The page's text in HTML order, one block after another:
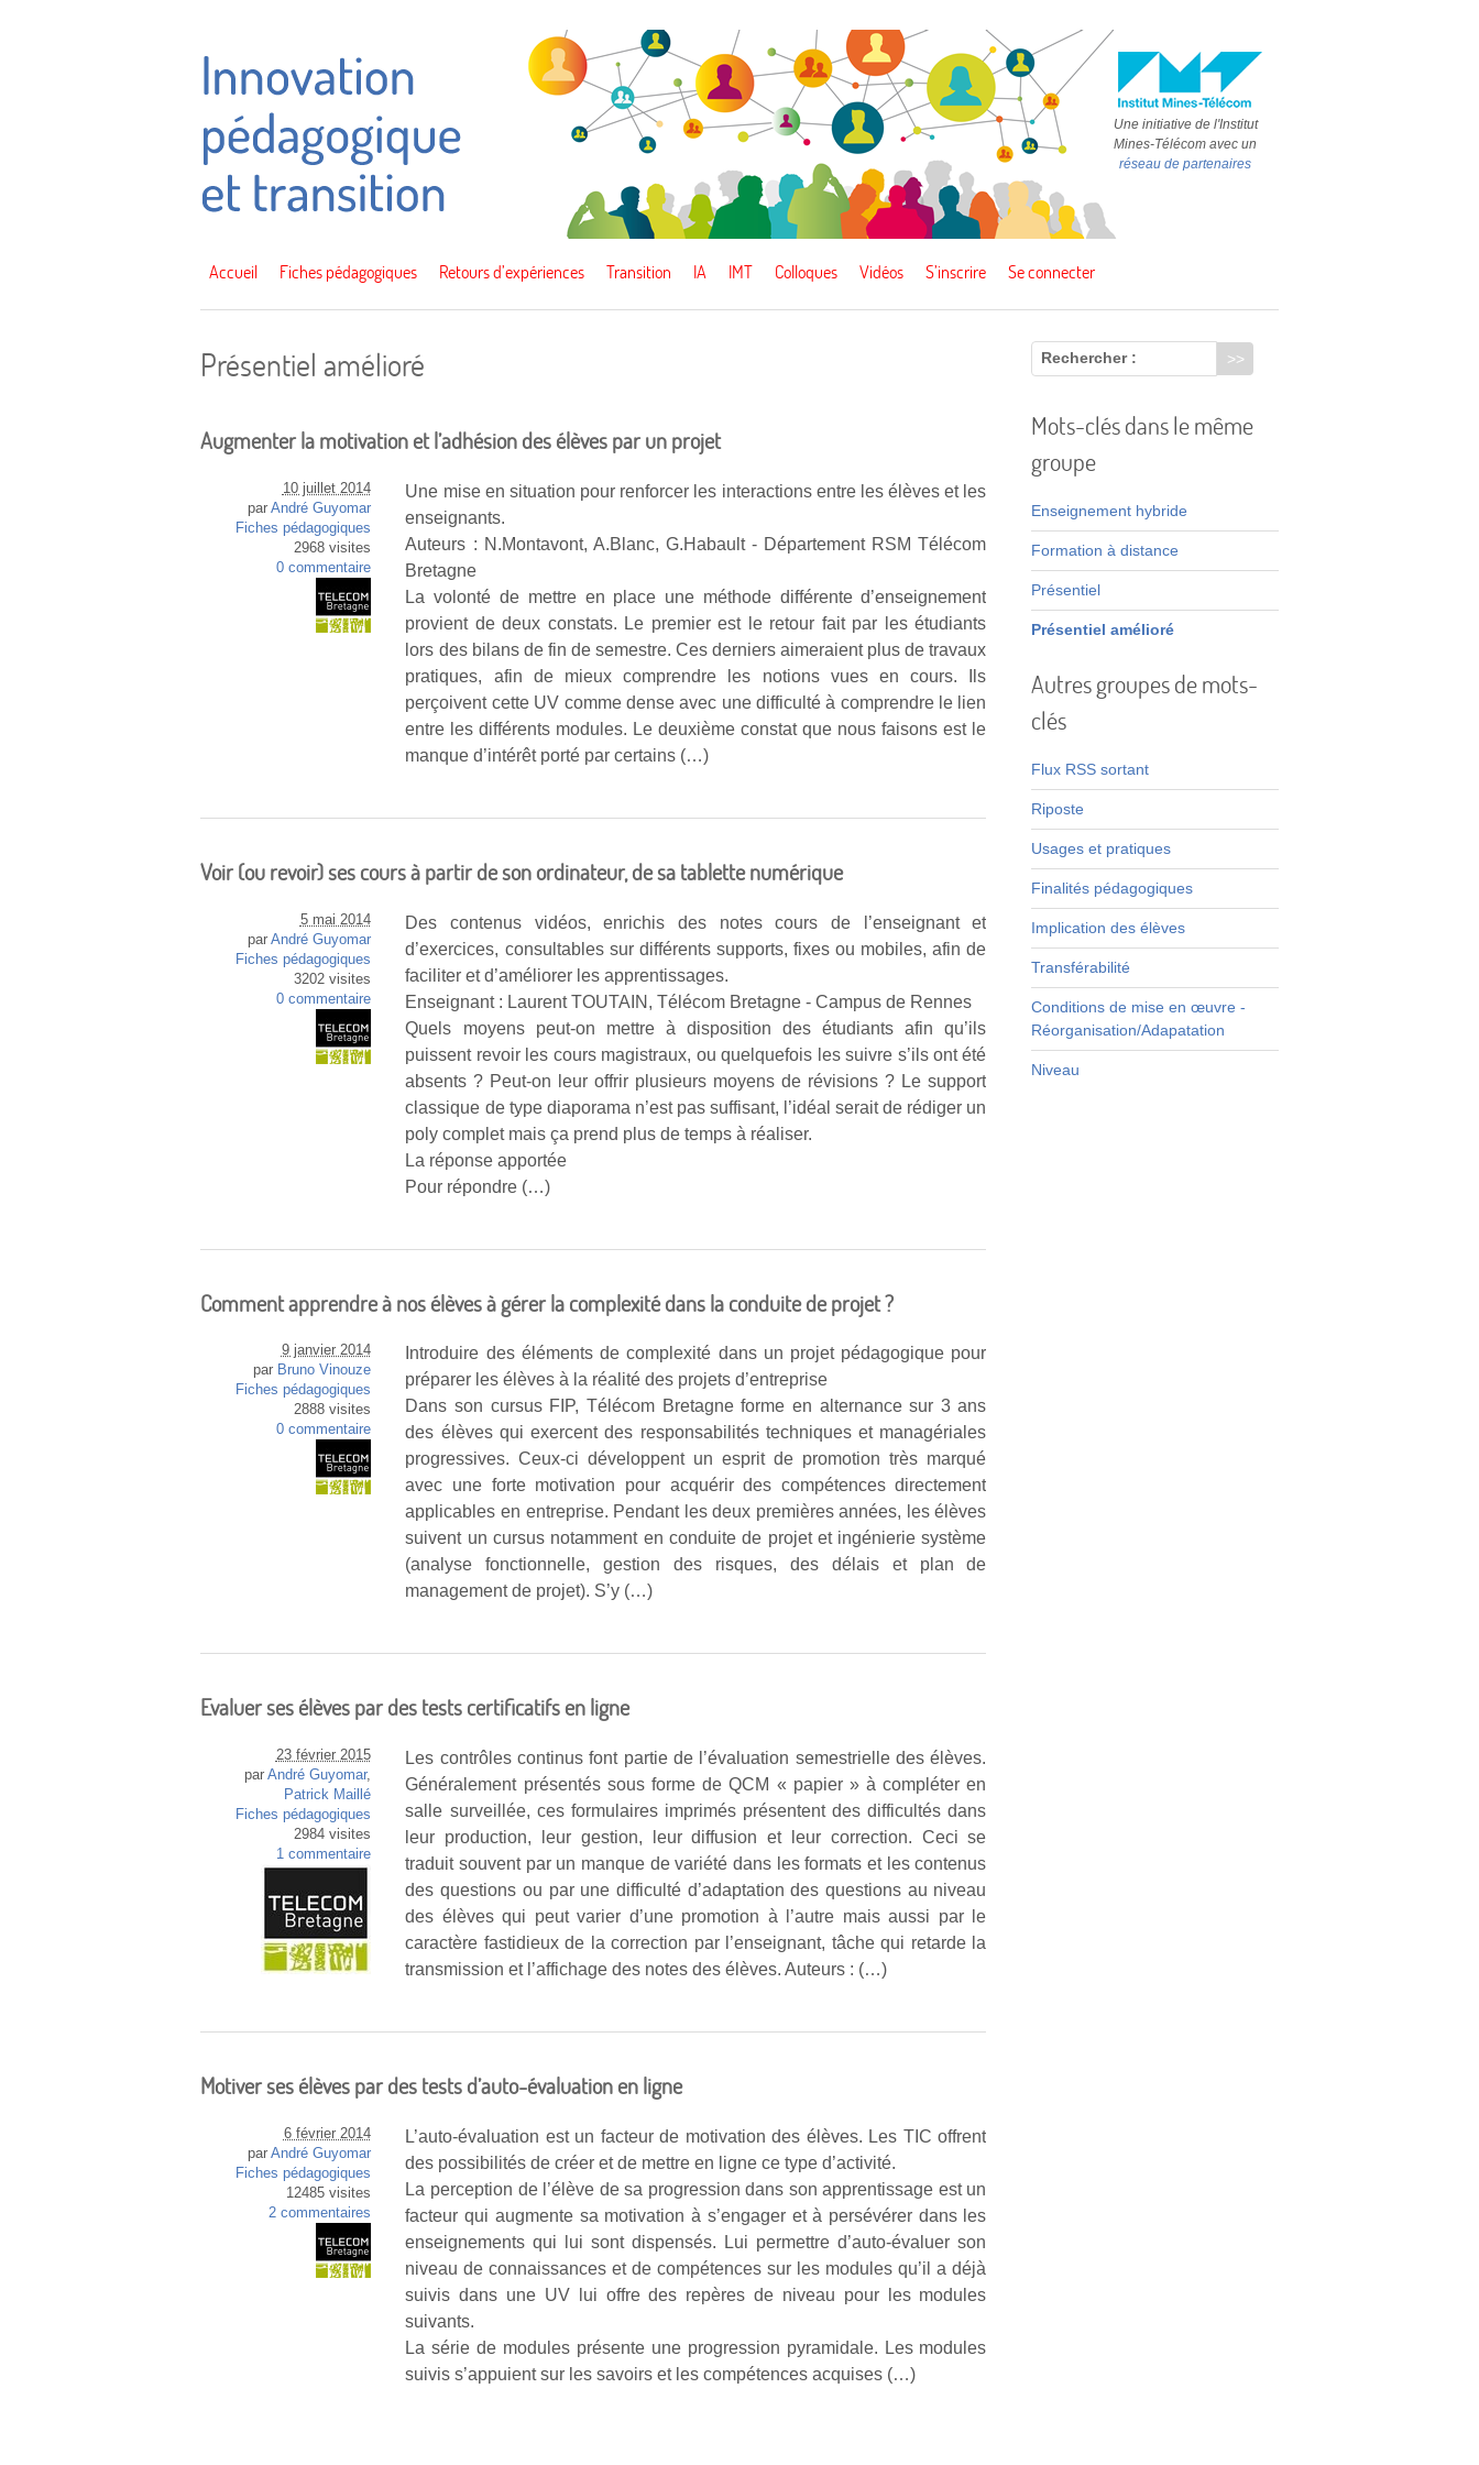
Une initiative de l'Institut
Mines-Télécom avec un
réseau de partenaires
Accueil Fiches pédagogiques Retours d’expériences Transition IA IMT Colloques Vidéos S’inscrire Se connecter
Présentiel amélioré
Augmenter la motivation et l’adhésion des élèves par un projet
Une mise en situation pour renforcer les interactions entre les élèves et les
enseignants.
Auteurs : N.Montavont, A.Blanc, G.Habault - Département RSM Télécom
Bretagne
La volonté de mettre en place une méthode différente d’enseignement
provient de deux constats. Le premier est le retour fait par les étudiants
lors des bilans de fin de semestre. Ces derniers aimeraient plus de travaux
pratiques, afin de mieux comprendre les notions vues en cours. Ils
perçoivent cette UV comme dense avec une difficulté à comprendre le lien
entre les différents modules. Le deuxième constat que nous faisons est le
manque d’intérêt porté par certains (…)
10 juillet 2014
par André Guyomar
Fiches pédagogiques
2968 visites
0 commentaire
Voir (ou revoir) ses cours à partir de son ordinateur, de sa tablette numérique
Des contenus vidéos, enrichis des notes cours de l’enseignant et
d’exercices, consultables sur différents supports, fixes ou mobiles, afin de
faciliter et d’améliorer les apprentissages.
Enseignant : Laurent TOUTAIN, Télécom Bretagne - Campus de Rennes
Quels moyens peut-on mettre à disposition des étudiants afin qu’ils
puissent revoir les cours magistraux, ou quelquefois les suivre s’ils ont été
absents ? Peut-on leur offrir plusieurs moyens de révisions ? Le support
classique de type diaporama n’est pas suffisant, l’idéal serait de rédiger un
poly complet mais ça prend plus de temps à réaliser.
La réponse apportée
Pour répondre (…)
5 mai 2014
par André Guyomar
Fiches pédagogiques
3202 visites
0 commentaire
Comment apprendre à nos élèves à gérer la complexité dans la conduite de projet ?
Introduire des éléments de complexité dans un projet pédagogique pour
préparer les élèves à la réalité des projets d’entreprise
Dans son cursus FIP, Télécom Bretagne forme en alternance sur 3 ans
des élèves qui exercent des responsabilités techniques et managériales
progressives. Ceux-ci développent un esprit de promotion très marqué
avec une forte motivation pour acquérir des compétences directement
applicables en entreprise. Pendant les deux premières années, les élèves
suivent un cursus notamment en conduite de projet et ingénierie système
(analyse fonctionnelle, gestion des risques, des délais et plan de
management de projet). S’y (…)
9 janvier 2014
par Bruno Vinouze
Fiches pédagogiques
2888 visites
0 commentaire
Evaluer ses élèves par des tests certificatifs en ligne
Les contrôles continus font partie de l’évaluation semestrielle des élèves.
Généralement présentés sous forme de QCM « papier » à compléter en
salle surveillée, ces formulaires imprimés présentent des difficultés dans
leur production, leur gestion, leur diffusion et leur correction. Ceci se
traduit souvent par un manque de variété dans les formats et les contenus
des questions ou par une difficulté d’adaptation des questions au niveau
des élèves qui peut varier d’une promotion à l’autre mais aussi par le
caractère fastidieux de la correction par l’enseignant, tâche qui retarde la
transmission et l’affichage des notes des élèves. Auteurs : (…)
23 février 2015
par André Guyomar,
Patrick Maillé
Fiches pédagogiques
2984 visites
1 commentaire
Motiver ses élèves par des tests d’auto-évaluation en ligne
L’auto-évaluation est un facteur de motivation des élèves. Les TIC offrent
des possibilités de créer et de mettre en ligne ce type d’activité.
La perception de l’élève de sa progression dans son apprentissage est un
facteur qui augmente sa motivation à s’engager et à persévérer dans les
enseignements qui lui sont dispensés. Lui permettre d’auto-évaluer son
niveau de connaissances et de compétences sur les modules qu’il a déjà
suivis dans une UV lui offre des repères de niveau pour les modules
suivants.
La série de modules présente une progression pyramidale. Les modules
suivis s’appuient sur les savoirs et les compétences acquises (…)
6 février 2014
par André Guyomar
Fiches pédagogiques
12485 visites
2 commentaires
Rechercher :
Mots-clés dans le même
groupe
Enseignement hybride
Formation à distance
Présentiel
Présentiel amélioré
Autres groupes de mots-
clés
Flux RSS sortant
Riposte
Usages et pratiques
Finalités pédagogiques
Implication des élèves
Transférabilité
Conditions de mise en œuvre -
Réorganisation/Adapatation
Niveau